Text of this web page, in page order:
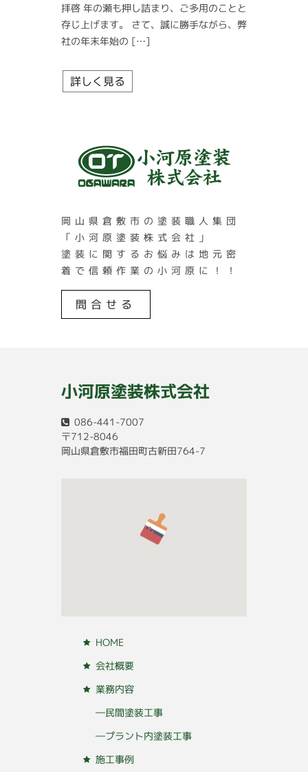
拝啓 年の瀬も押し詰まり、ご多用のことと
存じ上げます。 さて、誠に勝手ながら、弊
社の年末年始の […]
詳しく見る
岡山県倉敷市の塗装職人集団
「小河原塗装株式会社」
塗装に関するお悩みは地元密
着で信頼作業の小河原に！！
問合せる
小河原塗装株式会社
086-441-7007
〒712-8046
岡山県倉敷市福田町古新田764-7
HOME
会社概要
業務内容
―民間塗装工事
―プラント内塗装工事
施工事例